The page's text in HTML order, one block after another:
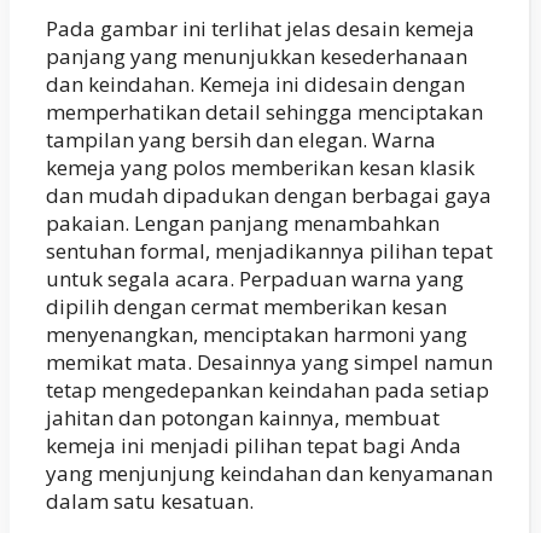
Pada gambar ini terlihat jelas desain kemeja
panjang yang menunjukkan kesederhanaan
dan keindahan. Kemeja ini didesain dengan
memperhatikan detail sehingga menciptakan
tampilan yang bersih dan elegan. Warna
kemeja yang polos memberikan kesan klasik
dan mudah dipadukan dengan berbagai gaya
pakaian. Lengan panjang menambahkan
sentuhan formal, menjadikannya pilihan tepat
untuk segala acara. Perpaduan warna yang
dipilih dengan cermat memberikan kesan
menyenangkan, menciptakan harmoni yang
memikat mata. Desainnya yang simpel namun
tetap mengedepankan keindahan pada setiap
jahitan dan potongan kainnya, membuat
kemeja ini menjadi pilihan tepat bagi Anda
yang menjunjung keindahan dan kenyamanan
dalam satu kesatuan.